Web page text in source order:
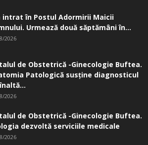
intrat în Postul Adormirii Maicii
Urmează două săptămâni în...
2026
de Obstetrică -Ginecologie Buftea.
Patologică susţine diagnosticul
2026
de Obstetrică -Ginecologie Buftea.
dezvoltă serviciile medicale
2026